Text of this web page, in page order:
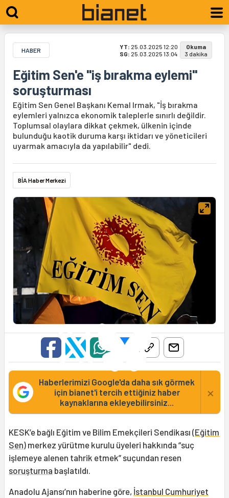
HABER YT: 25.03.2025 12:20
SG: 25.03.2025 13:04
Okuma
3 dakika
Eğitim Sen'e "iş bırakma eylemi"
soruşturması
Eğitim Sen Genel Başkanı Kemal Irmak, "İş bırakma
eylemleri yalnızca ekonomik taleplerle sınırlı değildir.
Toplumsal olaylara dikkat çekmek, ülkenin içinde
bulunduğu kaotik duruma karşı iktidarı ve yöneticileri
uyarmak amacıyla da yapılabilir" dedi.
BİA Haber Merkezi
Haberlerimizi Google'da daha sık görmek
için bianet'i tercih ettiğiniz haber
kaynaklarına ekleyebilirsiniz...
×
KESK’e bağlı Eğitim ve Bilim Emekçileri Sendikası (Eğitim
Sen) merkez yürütme kurulu üyeleri hakkında “suç
işlemeye alenen tahrik etmek” suçundan resen
soruşturma başlatıldı.
Anadolu Ajansı’nın haberine göre, İstanbul Cumhuriyet